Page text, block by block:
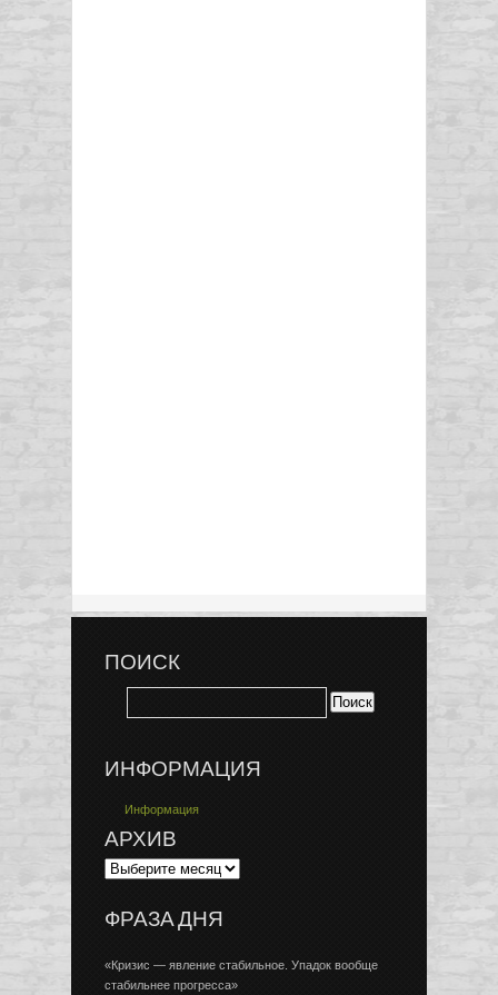
ПОИСК
ИНФОРМАЦИЯ
Информация
АРХИВ
ФРАЗА ДНЯ
«Кризис — явление стабильное. Упадок вообще
стабильнее прогресса»